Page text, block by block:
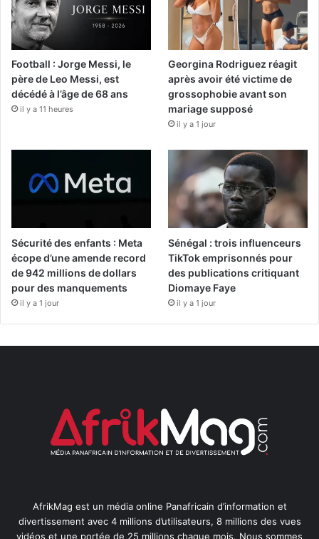
Football : Jorge Messi, le
père de Leo Messi, est
décédé à l’âge de 68 ans
il y a 11 heures
Georgina Rodriguez réagit
après avoir été victime de
grossophobie avant son
mariage supposé
il y a 1 jour
Sécurité des enfants : Meta
écope d’une amende record
de 942 millions de dollars
pour des manquements
il y a 1 jour
Sénégal : trois influenceurs
TikTok emprisonnés pour
des publications critiquant
Diomaye Faye
il y a 1 jour
AfrikMag est un média online Panafricain d’information et
divertissement avec 4 millions d’utilisateurs, 8 millions des vues
vidéos et une portée de 25 millions chaque mois. Nous sommes